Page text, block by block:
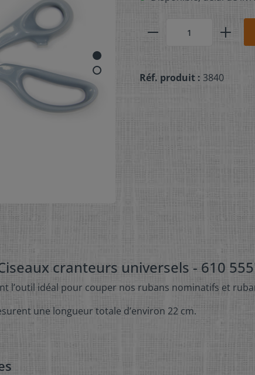
Réf. produit : 3840
cranteurs universels - 610
l’outil idéal pour couper nos rubans nominatifs et
une longueur totale d’environ 22 cm.